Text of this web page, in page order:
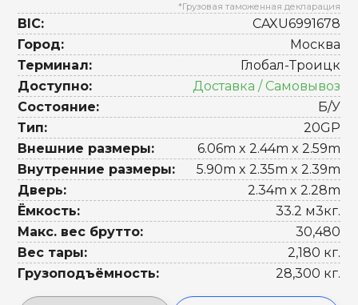
*Грузовая таможенная декларация
BIC:
CAXU6991678
Город:
Москва
Терминал:
Глобал-Троицк
Доступно:
Доставка / Самовывоз
Состояние:
Б/У
Тип:
20GP
Внешние размеры:
6.06m x 2.44m x 2.59m
Внутренние размеры:
5.90m x 2.35m x 2.39m
Дверь:
2.34m x 2.28m
Ёмкость:
33.2 м3кг.
Макс. вес брутто:
30,480
Вес тары:
2,180 кг.
Грузоподъёмность:
28,300 кг.